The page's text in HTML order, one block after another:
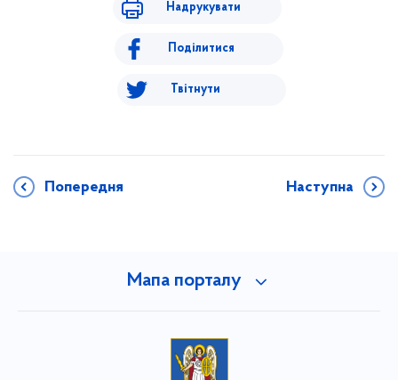
Надрукувати
Поділитися
Твітнути
Попередня Наступна
Мапа порталу